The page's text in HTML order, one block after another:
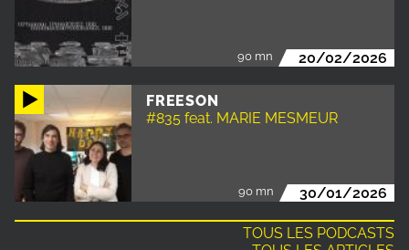
90 mn 20/02/2026
FREESON
#835 feat. MARIE MESMEUR
90 mn 30/01/2026
TOUS LES PODCASTS